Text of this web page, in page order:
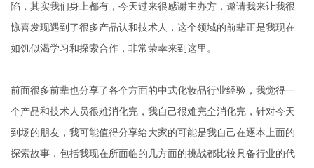
陷，其实我们身上都有，今天过来很感谢主办方，邀请我来让我很
惊喜发现遇到了很多产品认和技术人，这个领域的前辈正是我现在
如饥似渴学习和探索合作，非常荣幸来到这里。
前面很多前辈也分享了各个方面的中式化妆品行业经验，我觉得一
个产品和技术人员很难消化完，我自己很难完全消化完，针对今天
到场的朋友，我可能值得分享给大家的可能是我自己在逐本上面的
探索故事，包括我现在所面临的几方面的挑战都比较具备行业的代